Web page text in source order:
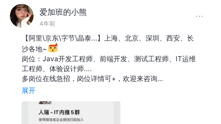
爱加班的小熊
4年前
【阿里\京东\字节\晶泰...】上海、北京、深圳、西安、长
沙各地~
岗位：Java开发工程师、前端开发、测试工程师、IT运维
工程师、体验设计师....
多岗位在线急招，岗位详情可+，欢迎来咨询…
展开